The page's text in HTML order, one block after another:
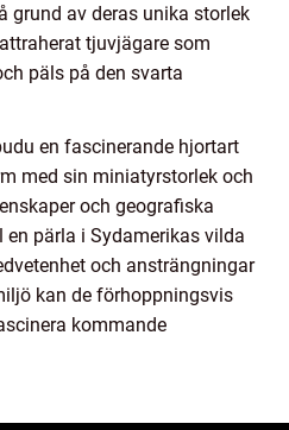
grund av deras unika storlek
tjuvjägare som
päls på den svarta
en fascinerande hjortart
med sin miniatyrstorlek och
och geografiska
pärla i Sydamerikas vilda
och ansträngningar
kan de förhoppningsvis
kommande